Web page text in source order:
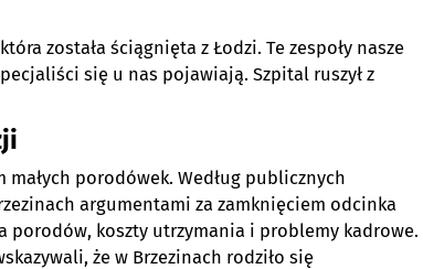
została ściągnięta z Łodzi. Te zespoły nasze
się u nas pojawiają. Szpital ruszył z
porodówek. Według publicznych
argumentami za zamknięciem odcinka
porodów, koszty utrzymania i problemy kadrowe.
że w Brzezinach rodziło się